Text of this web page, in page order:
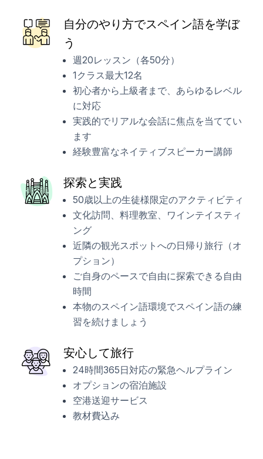
自分のやり方でスペイン語を学ぼ
う
週20レッスン（各50分）
1クラス最大12名
初心者から上級者まで、あらゆるレベル
に対応
実践的でリアルな会話に焦点を当ててい
ます
経験豊富なネイティブスピーカー講師
探索と実践
50歳以上の生徒様限定のアクティビティ
文化訪問、料理教室、ワインテイスティ
ング
近隣の観光スポットへの日帰り旅行（オ
プション）
ご自身のペースで自由に探索できる自由
時間
本物のスペイン語環境でスペイン語の練
習を続けましょう
安心して旅行
24時間365日対応の緊急ヘルプライン
オプションの宿泊施設
空港送迎サービス
教材費込み